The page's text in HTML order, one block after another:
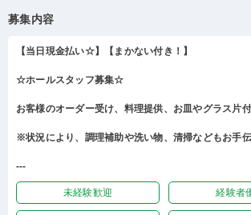
募集内容
【当日現金払い☆】【まかない付き！】
☆ホールスタッフ募集☆
お客様のオーダー受け、料理提供、お皿やグラス片
※状況により、調理補助や洗い物、清掃などもお手
---
未経験歓迎 経験者